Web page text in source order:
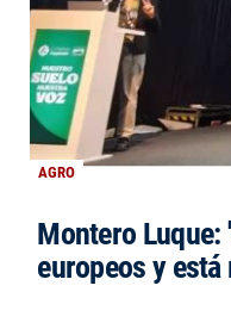
AGRO
Montero Luque:
europeos y está